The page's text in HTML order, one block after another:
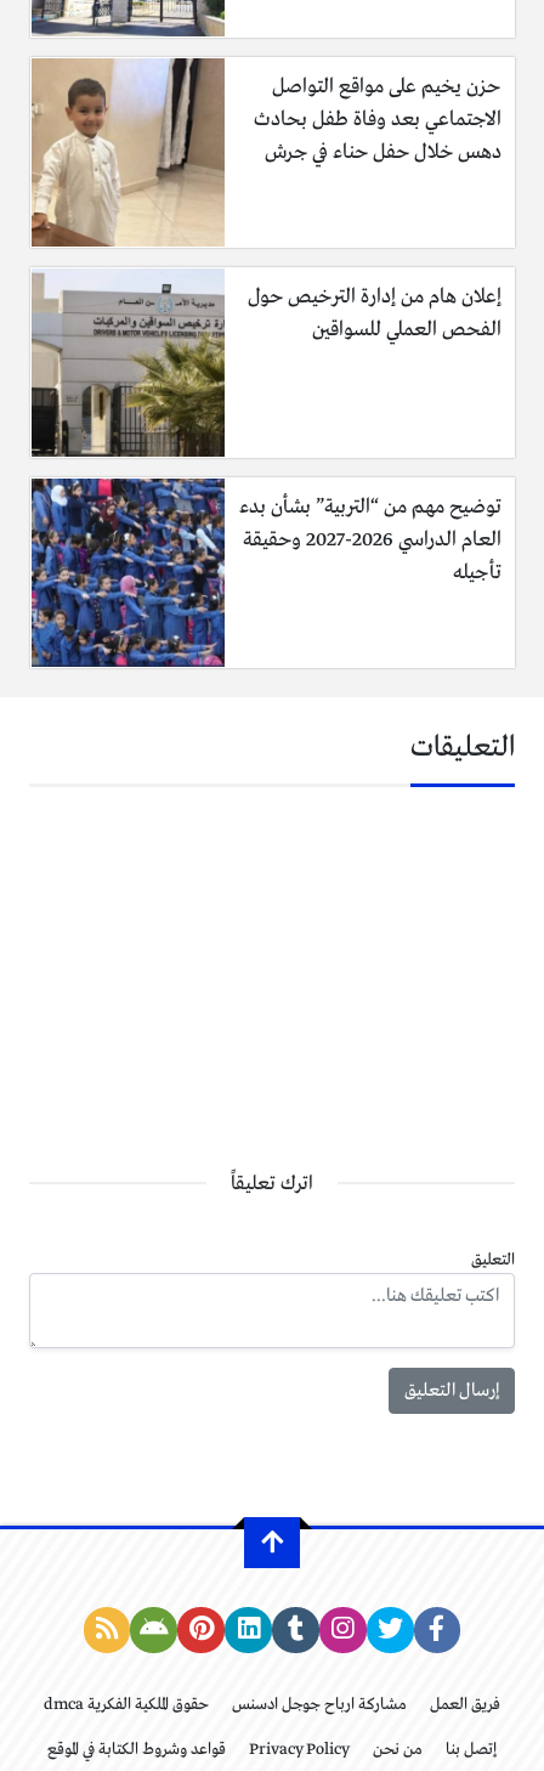
حزن يخيم على مواقع التواصل
الاجتماعي بعد وفاة طفل بحادث
دهس خلال حفل حناء في جرش
إعلان هام من إدارة الترخيص حول
الفحص العملي للسواقين
توضيح مهم من “التربية” بشأن بدء
العام الدراسي 2026-2027 وحقيقة
تأجيله
التعليقات
اترك تعليقاً
التعليق
فريق العمل مشاركة ارباح جوجل ادسنس حقوق الملكية الفكرية dmca
إتصل بنا من نحن Privacy Policy قواعد وشروط الكتابة في الموقع